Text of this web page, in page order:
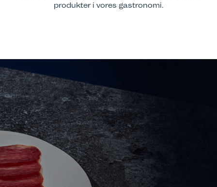
produkter i vores gastronomi.